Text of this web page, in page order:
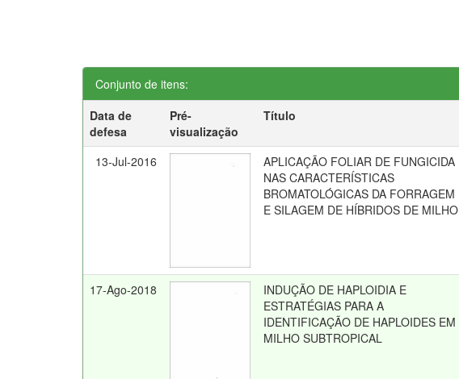
Conjunto de itens:
Data de
defesa
Pré-
visualização
Título
13-Jul-2016
APLICAÇÃO FOLIAR DE FUNGICIDA
NAS CARACTERÍSTICAS
BROMATOLÓGICAS DA FORRAGEM
E SILAGEM DE HÍBRIDOS DE MILHO
17-Ago-2018
INDUÇÃO DE HAPLOIDIA E
ESTRATÉGIAS PARA A
IDENTIFICAÇÃO DE HAPLOIDES EM
MILHO SUBTROPICAL